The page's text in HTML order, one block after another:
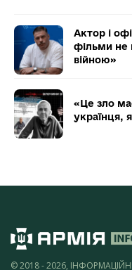
Актор і
фільми не
війною»
«Це зло
українця,
© 2018 - 2026,